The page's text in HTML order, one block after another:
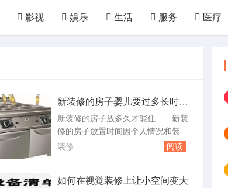
影视 娱乐 生活 服务 医疗
新装修的房子婴儿要过多长时间
才能住进去
新装修的房子放多久才能住 新装
修的房子放置时间因个人情况和装修
材料的不同而有所差异。以下是具体
三个月是宝宝最不稳定的时候，有毒
装修 阅读
如何在视觉装修上让小空间变大